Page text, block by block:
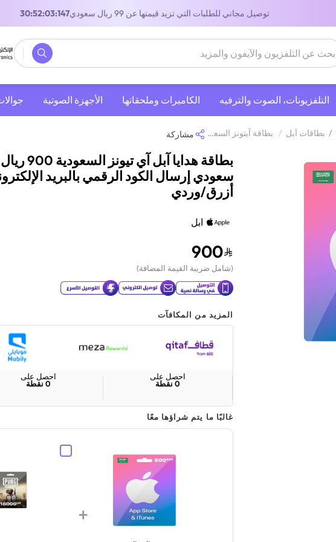
توصيل مجاني للطلبات التي تزيد قيمتها عن 99 ريال سعودي 29:52:03:147
التلفزيونات، الصوت والترفيه ‫الكاميرات وملحقاتها‬ الأجهزة الصوتية
/ بطاقات أبل / بطاقة آيتونز السعودية / بطاقة هدايا آبل آي تيونز السعودية 900 ريال سعودي إرسال الكود الرقمي بالبريد الإلكتروني أزرق/وردي
مشاركة
بطاقة هدايا آبل آي تيونز السعودية 900 ريال
سعودي إرسال الكود الرقمي بالبريد
أزرق/وردي
ابل
900
(شامل ضريبة القيمة المضافة)
المزيد من المكافآت
احصل على
0 نقطة
احصل على
0 نقطة
غالبًا ما يتم شراؤها معًا
+